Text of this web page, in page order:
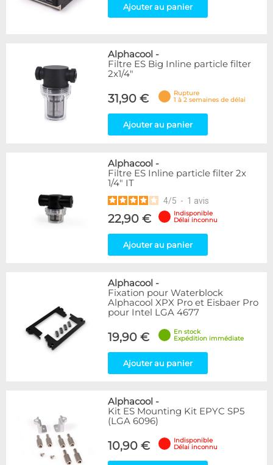
Ajouter au panier
Alphacool -
Filtre ES Big Inline particle filter
2x1/4"
31,90 €
Rupture
1 à 2 semaines de délai
Ajouter au panier
Alphacool -
Filtre ES Inline particle filter 2x
1/4" IT
4/5 - 1 avis
22,90 €
Indisponible
Délai inconnu
Ajouter au panier
Alphacool -
Fixation pour Waterblock
Alphacool XPX Pro et Eisbaer Pro
pour Intel LGA 4677
19,90 €
En stock
Expédition immédiate
Ajouter au panier
Alphacool -
Kit ES Mounting Kit EPYC SP5
(LGA 6096)
10,90 €
Indisponible
Délai inconnu